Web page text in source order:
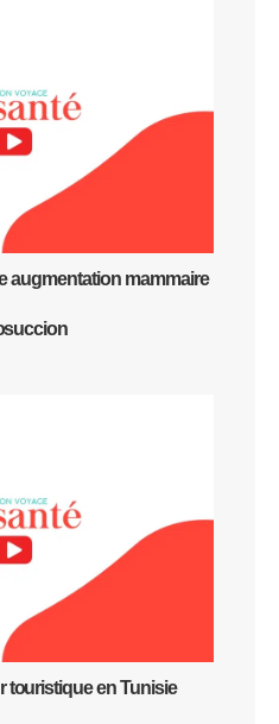
augmentation mammaire
touristique en Tunisie